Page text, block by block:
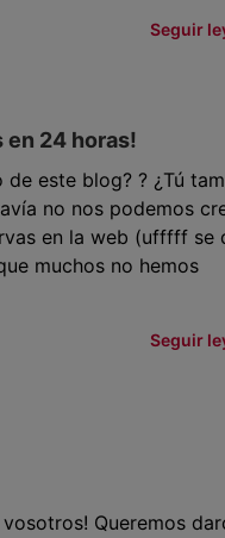
Seguir
en 24 horas!
este blog? ? ¿Tú
no nos podemos
en la web (ufffff se
muchos no hemos
Seguir
Queremos